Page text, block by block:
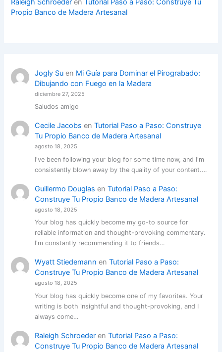
Raleigh Schroeder enTutorial Paso a Paso: Construye Tu
Propio Banco de Madera Artesanal
Jogly Suen Mi Guía para Dominar el Pirograbado:
Dibujando con Fuego en la Madera
diciembre 27, 2025
Saludos amigo
Cecile Jacobs en Tutorial Paso a Paso: Construye
Tu Propio Banco de Madera Artesanal
agosto 18, 2025
I've been following your blog for some time now, and I'm
consistently blown away by the quality of your content.…
Guillermo Douglas en Tutorial Paso a Paso:
Construye Tu Propio Banco de Madera Artesanal
agosto 18, 2025
Your blog has quickly become my go-to source for
reliable information and thought-provoking commentary.
I'm constantly recommending it to friends…
Wyatt Stiedemann en Tutorial Paso a Paso:
Construye Tu Propio Banco de Madera Artesanal
agosto 18, 2025
Your blog has quickly become one of my favorites. Your
writing is both insightful and thought-provoking, and I
always come…
Raleigh Schroederen Tutorial Paso a Paso:
Construye Tu Propio Banco de Madera Artesanal